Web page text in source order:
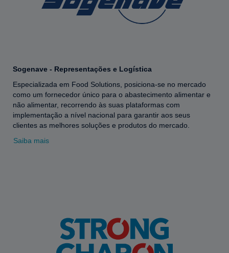
Sogenave - Representações e Logística
Especializada em Food Solutions, posiciona-se no mercado
como um fornecedor único para o abastecimento alimentar e
não alimentar, recorrendo às suas plataformas com
implementação a nível nacional para garantir aos seus
clientes as melhores soluções e produtos do mercado.
Saiba mais